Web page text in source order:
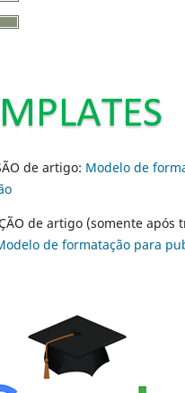
de artigo: Modelo de
de artigo (somente após
de formatação para